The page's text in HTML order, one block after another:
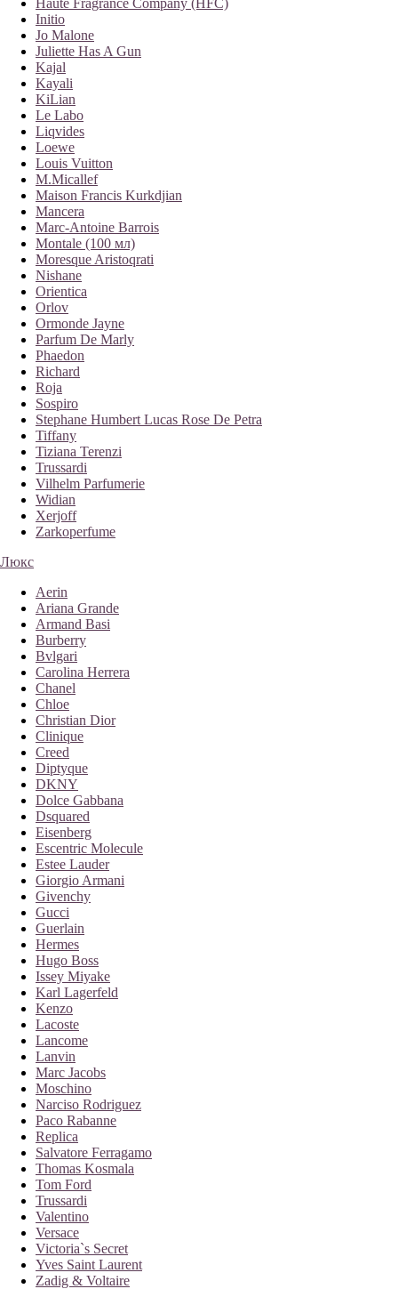
Haute Fragrance Company (HFC)
Initio
Jo Malone
Juliette Has A Gun
Kajal
Kayali
KiLian
Le Labo
Liqvides
Loewe
Louis Vuitton
M.Micallef
Maison Francis Kurkdjian
Mancera
Marc-Antoine Barrois
Montale (100 мл)
Moresque Aristoqrati
Nishane
Orientica
Orlov
Ormonde Jayne
Parfum De Marly
Phaedon
Richard
Roja
Sospiro
Stephane Humbert Lucas Rose De Petra
Tiffany
Tiziana Terenzi
Trussardi
Vilhelm Parfumerie
Widian
Xerjoff
Zarkoperfume
Люкс
Aerin
Ariana Grande
Armand Basi
Burberry
Bvlgari
Carolina Herrera
Chanel
Chloe
Christian Dior
Clinique
Creed
Diptyque
DKNY
Dolce Gabbana
Dsquared
Eisenberg
Escentric Molecule
Estee Lauder
Giorgio Armani
Givenchy
Gucci
Guerlain
Hermes
Hugo Boss
Issey Miyake
Karl Lagerfeld
Kenzo
Lacoste
Lancome
Lanvin
Marc Jacobs
Moschino
Narciso Rodriguez
Paco Rabanne
Replica
Salvatore Ferragamo
Thomas Kosmala
Tom Ford
Trussardi
Valentino
Versace
Victoria`s Secret
Yves Saint Laurent
Zadig & Voltaire